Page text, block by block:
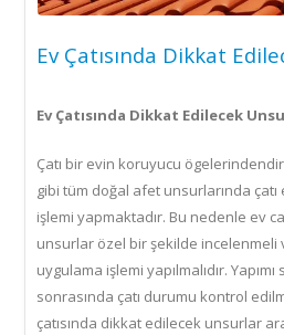
Ev Çatısında Dikkat
Ev Çatısında Dikkat Edilecek
Çatı bir evin koruyucu ögelerindendir.
gibi tüm doğal afet unsurlarında
işlemi yapmaktadır. Bu nedenle ev
unsurlar özel bir şekilde incelenmeli
uygulama işlemi yapılmalıdır. Yapımı
sonrasında çatı durumu kontrol
çatısında dikkat edilecek unsurlar